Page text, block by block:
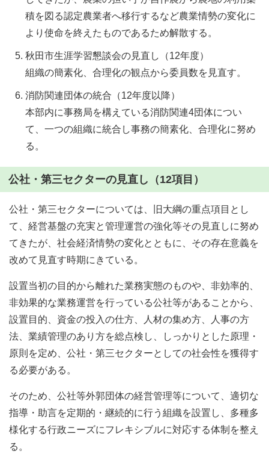
積を図る認定農業者へ移行するなど農業情勢の変化に
より使命を終えたものであるため解散する。
秋田市生涯学習懇談会の見直し（12年度）
組織の簡素化、合理化の観点から委員数を見直す。
消防関連団体の統合（12年度以降）
本部内に事務局を構えている消防関連4団体につい
て、一つの組織に統合し事務の簡素化、合理化に努め
る。
公社・第三セクターの見直し（12項目）
公社・第三セクターについては、旧大綱の重点項目とし
て、経営基盤の充実と管理運営の強化等その見直しに努め
てきたが、社会経済情勢の変化とともに、その存在意義を
改めて見直す時期にきている。
設置当初の目的から離れた業務実態のものや、非効率的、
非効果的な業務運営を行っている公社等があることから、
設置目的、資金の投入の仕方、人材の集め方、人事の方
法、業績管理のあり方を総点検し、しっかりとした原理・
原則を定め、公社・第三セクターとしての社会性を獲得す
る必要がある。
そのため、公社等外郭団体の経営管理等について、適切な
指導・助言を定期的・継続的に行う組織を設置し、多種多
様化する行政ニーズにフレキシブルに対応する体制を整え
る。